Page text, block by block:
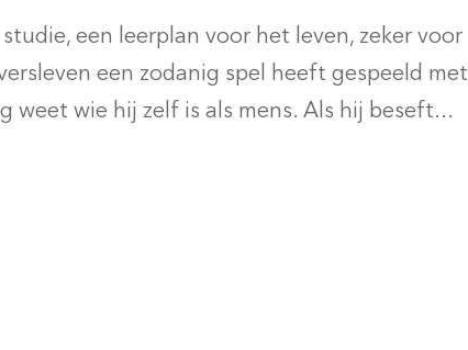
een leerplan voor het leven, zeker voor
een zodanig spel heeft gespeeld met
weet wie hij zelf is als mens. Als hij beseft...